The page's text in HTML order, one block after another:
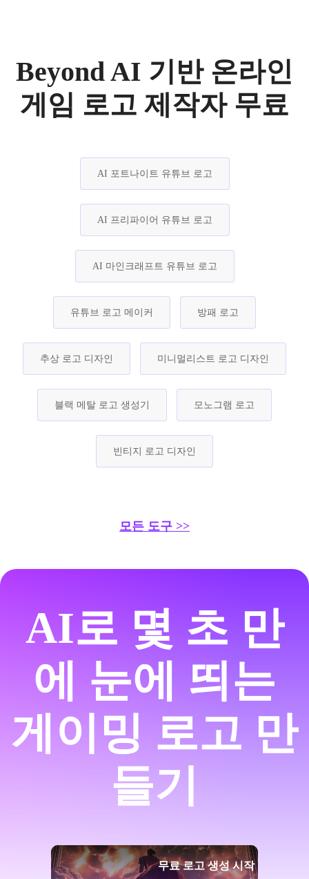
Beyond AI 기반 온라인
게임 로고 제작자 무료
AI 포트나이트 유튜브 로고
AI 프리파이어 유튜브 로고
AI 마인크래프트 유튜브 로고
유튜브 로고 메이커 방패 로고
추상 로고 디자인 미니멀리스트 로고 디자인
블랙 메탈 로고 생성기 모노그램 로고
빈티지 로고 디자인
모든 도구 >>
AI로 몇 초 만
에 눈에 띄는
게이밍 로고 만
들기
무료 로고 생성 시작